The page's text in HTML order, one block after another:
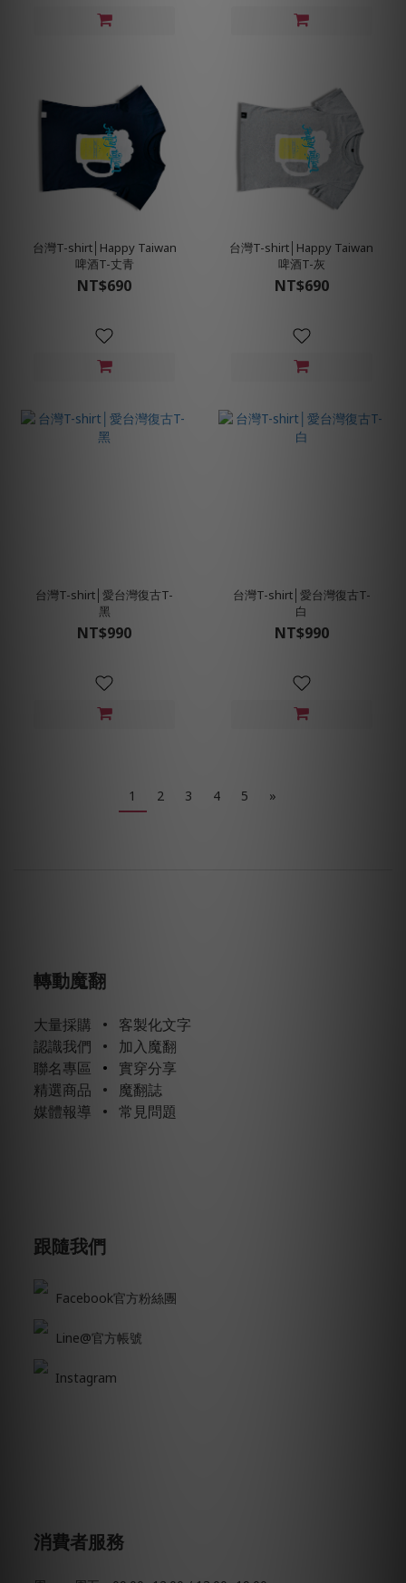
台灣T-shirt│Happy Taiwan
啤酒T-丈青
NT$690
台灣T-shirt│Happy Taiwan
啤酒T-灰
NT$690
台灣T-shirt│愛台灣復古T-
黑
NT$990
台灣T-shirt│愛台灣復古T-
白
NT$990
1 2 3 4 5 »
轉動魔翻
大量採購 •
客製化文字
認識我們 •
加入魔翻
聯名專區 •
實穿分享
精選商品 •
魔翻誌
媒體報導
• 常見問題
跟隨我們
Facebook官方粉絲團
Line@官方帳號
Instagram
消費者服務